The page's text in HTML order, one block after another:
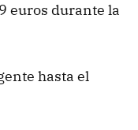
euros durante la
hasta el